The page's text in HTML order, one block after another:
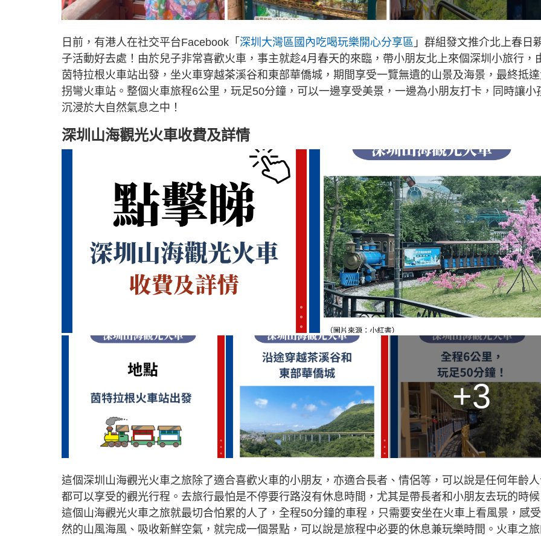
日前，有港人在社交平台Facebook「 深圳大灣區國內吃喝玩樂開心分享區 」群組發文推介北上春日
子活動好去處！由於兒子非常喜歡火車，事主就趁4月春天的來臨，帶小朋友北上來個深圳小旅行，
茵特拉根火車站出發，坐火車穿越茶溪谷和東部華僑城，期間享受一覽無遺的山景及海景，最終抵
拐彎火車站。整個火車旅程6公里，玩足50分鐘，可以一邊享受美景，一邊為小朋友打卡，同時讓小
沉浸於大自然氣息之中！
深圳山海觀光火車收費及詳情
+3
這個深圳山海觀光火車之旅除了適合喜歡火車的小朋友，亦適合長者、情侶等，可以說是任何年齡
都可以享受的觀光行程。去旅行最怕是不停要行路沒有休息時間，尤其是帶長者和小朋友去玩的時
這個山海觀光火車之旅就最切合怕累的人了，全程50分鐘的車程，只需要安坐在火車上看風景，感
然的山風海風、吸收新鮮空氣，就完成一個景點，可以說是旅程中必要的休息兼玩樂時間。火車之